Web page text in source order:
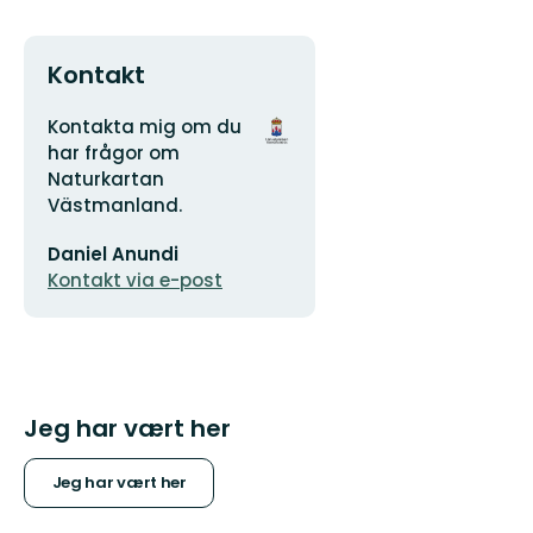
Kontakt
Adresse
Kontakta mig om du
har frågor om
Naturkartan
Västmanland.
postadresse
Daniel Anundi
Kontakt via e-post
Organisasjonens
logotype
Jeg har vært her
Jeg har vært her